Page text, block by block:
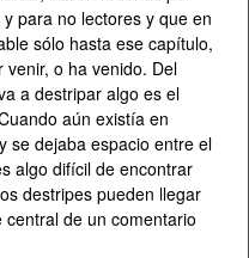
para no lectores y que en
sólo hasta ese capítulo,
o ha venido. Del
a destripar algo es el
aún existía en
y se dejaba espacio entre el
algo difícil de encontrar
destripes pueden llegar
de un comentario